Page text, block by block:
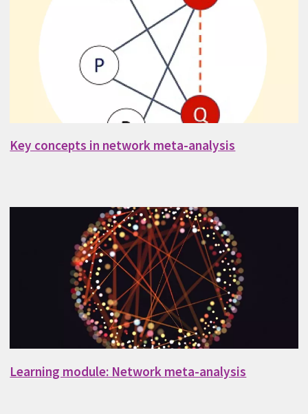
Key concepts in network meta-analysis
Learning module: Network meta-analysis